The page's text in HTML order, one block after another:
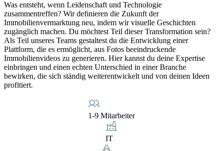
Was entsteht, wenn Leidenschaft und Technologie
zusammentreffen? Wir definieren die Zukunft der
Immobilienvermarktung neu, indem wir visuelle Geschichten
zugänglich machen. Du möchtest Teil dieser Transformation sein?
Als Teil unseres Teams gestaltest du die Entwicklung einer
Plattform, die es ermöglicht, aus Fotos beeindruckende
Immobilienvideos zu generieren. Hier kannst du deine Expertise
einbringen und einen echten Unterschied in einer Branche
bewirken, die sich ständig weiterentwickelt und von deinen Ideen
profitiert.
1-9 Mitarbeiter
IT